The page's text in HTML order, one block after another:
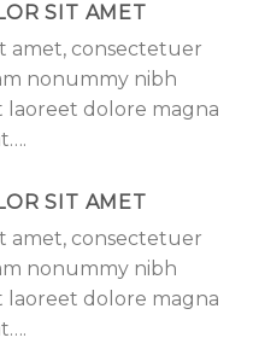
SIT AMET
amet, consectetuer
nonummy nibh
dolore magna
SIT AMET
amet, consectetuer
nonummy nibh
dolore magna